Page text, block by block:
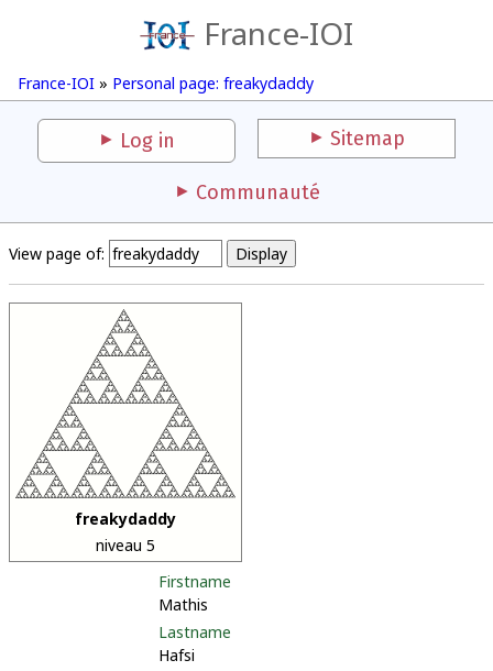
France-IOI
France-IOI » Personal page: freakydaddy
Log in Sitemap
Communauté
View page of:
freakydaddy
niveau 5
Firstname
Mathis
Lastname
Hafsi